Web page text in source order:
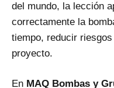
del mundo, la lección
correctamente la
tiempo, reducir
proyecto.
En MAQ Bombas y